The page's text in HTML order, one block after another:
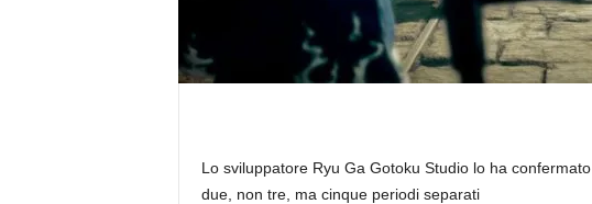
Lo sviluppatore Ryu Ga Gotoku Studio lo ha confermato
due, non tre, ma cinque periodi separati